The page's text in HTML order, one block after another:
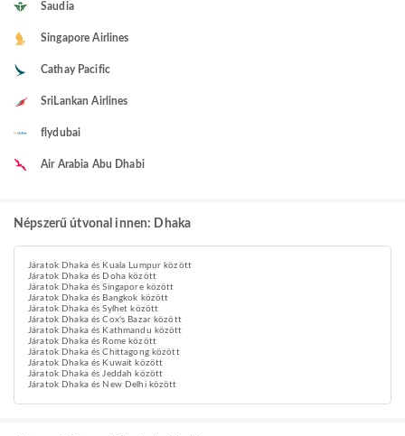
Saudia
Singapore Airlines
Cathay Pacific
SriLankan Airlines
flydubai
Air Arabia Abu Dhabi
Népszerű útvonal innen: Dhaka
Járatok Dhaka és Kuala Lumpur között
Járatok Dhaka és Doha között
Járatok Dhaka és Singapore között
Járatok Dhaka és Bangkok között
Járatok Dhaka és Sylhet között
Járatok Dhaka és Cox's Bazar között
Járatok Dhaka és Kathmandu között
Járatok Dhaka és Rome között
Járatok Dhaka és Chittagong között
Járatok Dhaka és Kuwait között
Járatok Dhaka és Jeddah között
Járatok Dhaka és New Delhi között